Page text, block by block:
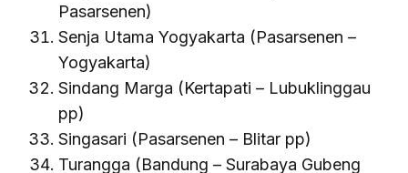
Pasarsenen)
Senja Utama Yogyakarta (Pasarsenen –
Yogyakarta)
Sindang Marga (Kertapati – Lubuklinggau
pp)
Singasari (Pasarsenen – Blitar pp)
Turangga (Bandung – Surabaya Gubeng